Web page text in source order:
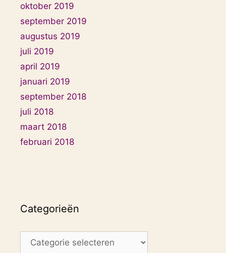
oktober 2019
september 2019
augustus 2019
juli 2019
april 2019
januari 2019
september 2018
juli 2018
maart 2018
februari 2018
Categorieën
Categorieën